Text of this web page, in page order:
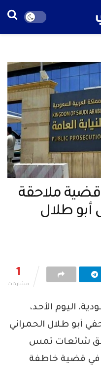
ملاحقة
أبو طلال
1
مشاركات
اليوم الأحد،
أبو طلال الحمراني
شائعات تمس
في قضية خاطفة